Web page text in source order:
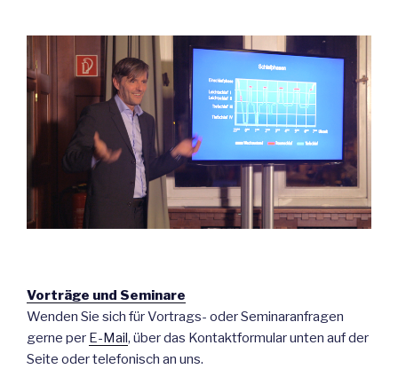
Vorträge und Seminare
Wenden Sie sich für Vortrags- oder Seminaranfragen
gerne per E-Mail, über das Kontaktformular unten auf der
Seite oder telefonisch an uns.